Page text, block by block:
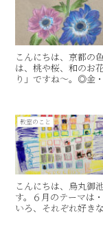
こんにちは、京都の
は、桃や桜、和のお
り」ですね〜。◎金
教室のこと
こんにちは、烏丸御
す。６月のテーマは
いろ、それぞれ好き